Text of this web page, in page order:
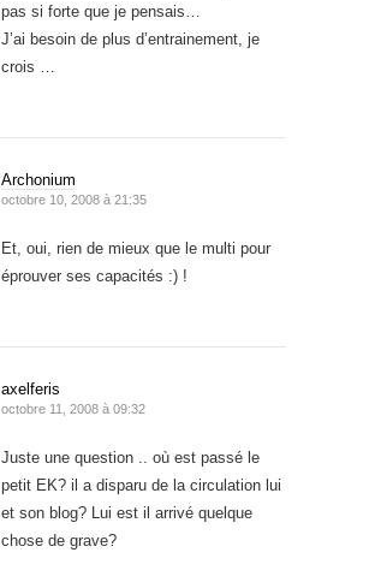
pas si forte que je pensais…
J’ai besoin de plus d’entrainement, je
crois …
Archonium
octobre 10, 2008 à 21:35
Et, oui, rien de mieux que le multi pour
éprouver ses capacités :) !
axelferis
octobre 11, 2008 à 09:32
Juste une question .. où est passé le
petit EK? il a disparu de la circulation lui
et son blog? Lui est il arrivé quelque
chose de grave?